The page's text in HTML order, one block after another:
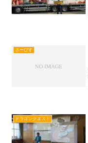
さーびす
ドラゴンクエスト